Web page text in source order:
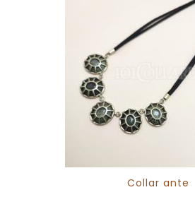
Collar ante